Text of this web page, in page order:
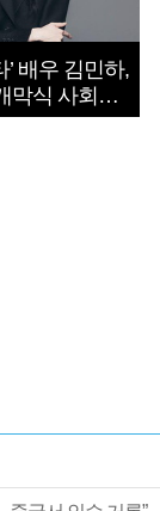
’ 배우 김민하,
막식 사회자